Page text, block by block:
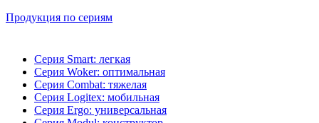
Продукция по сериям
Серия Smart: легкая
Серия Woker: оптимальная
Серия Combat: тяжелая
Серия Logitex: мобильная
Серия Ergo: универсальная